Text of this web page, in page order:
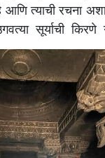
आणि त्याची रचना
सूर्याची किरणे